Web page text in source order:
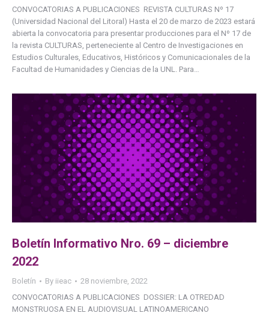
CONVOCATORIAS A PUBLICACIONES REVISTA CULTURAS Nº 17
(Universidad Nacional del Litoral) Hasta el 20 de marzo de 2023 estará
abierta la convocatoria para presentar producciones para el Nº 17 de
la revista CULTURAS, perteneciente al Centro de Investigaciones en
Estudios Culturales, Educativos, Históricos y Comunicacionales de la
Facultad de Humanidades y Ciencias de la UNL. Para…
Boletín Informativo Nro. 69 – diciembre
2022
Boletín By iieac
28 noviembre, 2022
CONVOCATORIAS A PUBLICACIONES DOSSIER: LA OTREDAD
MONSTRUOSA EN EL AUDIOVISUAL LATINOAMERICANO